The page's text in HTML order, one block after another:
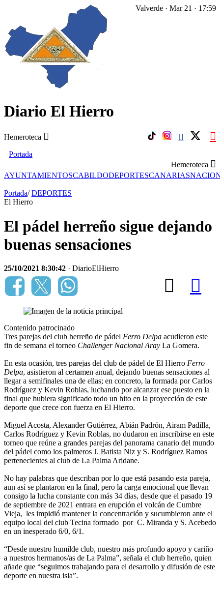
Diario El Hierro
Hemeroteca
Valverde · Mar 21 · 17:59
Portada
Hemeroteca
AYUNTAMIENTOSCABILDODEPORTESCANARIAS
Portada/ DEPORTES
El Hierro
El pádel herreño sigue dejando
buenas sensaciones
25/10/2021 8:30:42 · DiarioElHierro
Contenido patrocinado
Tres parejas del club herreño de pádel Ferro Delpa acudieron este
fin de semana el torneo Challenger Nacional Aray La Gomera.
En esta ocasión, tres parejas del club de pádel de El Hierro Ferro
Delpa, asistieron al certamen anual, dejando buenas sensaciones al
llegar a semifinales una de ellas; en concreto, la formada por Carlos
Rodríguez y Kevin Roblas, luchando por alcanzar ese puesto en la
final que hubiera significado todo un hito en la proyección de este
deporte que crece con fuerza en El Hierro.
Miguel Acosta, Alexander Gutiérrez, Abián Padrón, Airam Padilla,
Carlos Rodríguez y Kevin Roblas, no dudaron en inscribirse en este
torneo que reúne a grandes parejas del panorama canario del mundo
del pádel como los palmeros J. Batista Niz y S. Rodríguez Ramos
pertenecientes al club de La Palma Aridane.
No hay palabras que describan por lo que está pasando esta pareja,
aun así se plantaron en la final, pero la carga emocional que llevan
consigo la lucha constante con más 34 días, desde que el pasado 19
de septiembre de 2021 entrara en erupción el volcán de Cumbre
Vieja, les impidió mantener la concentración y sucumbieron ante el
equipo local del club Tecina formado por C. Miranda y S. Acebedo
en un inesperado 6/0, 6/1.
“Desde nuestro humilde club, nuestro más profundo apoyo y cariño
a nuestros hermanos/as de La Palma”, señala el club herreño, quien
añade que “seguimos trabajando para el desarrollo y difusión de este
deporte en nuestra isla”.